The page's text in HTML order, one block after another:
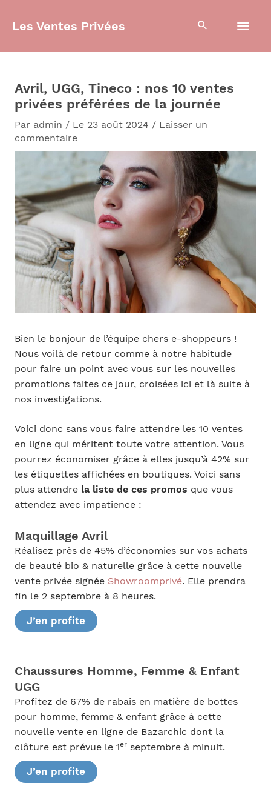
Les Ventes Privées
Avril, UGG, Tineco : nos 10 ventes
privées préférées de la journée
Par admin / Le 23 août 2024 / Laisser un
commentaire
Bien le bonjour de l’équipe chers e-shoppeurs !
Nous voilà de retour comme à notre habitude
pour faire un point avec vous sur les nouvelles
promotions faites ce jour, croisées ici et là suite à
nos investigations.
Voici donc sans vous faire attendre les 10 ventes
en ligne qui méritent toute votre attention. Vous
pourrez économiser grâce à elles jusqu’à 42% sur
les étiquettes affichées en boutiques. Voici sans
plus attendre la liste de ces promos que vous
attendez avec impatience :
Maquillage Avril
Réalisez près de 45% d’économies sur vos achats
de beauté bio & naturelle grâce à cette nouvelle
vente privée signée Showroomprivé. Elle prendra
fin le 2 septembre à 8 heures.
J’en profite
Chaussures Homme, Femme & Enfant
UGG
Profitez de 67% de rabais en matière de bottes
pour homme, femme & enfant grâce à cette
nouvelle vente en ligne de Bazarchic dont la
clôture est prévue le 1erseptembre à minuit.
J’en profite